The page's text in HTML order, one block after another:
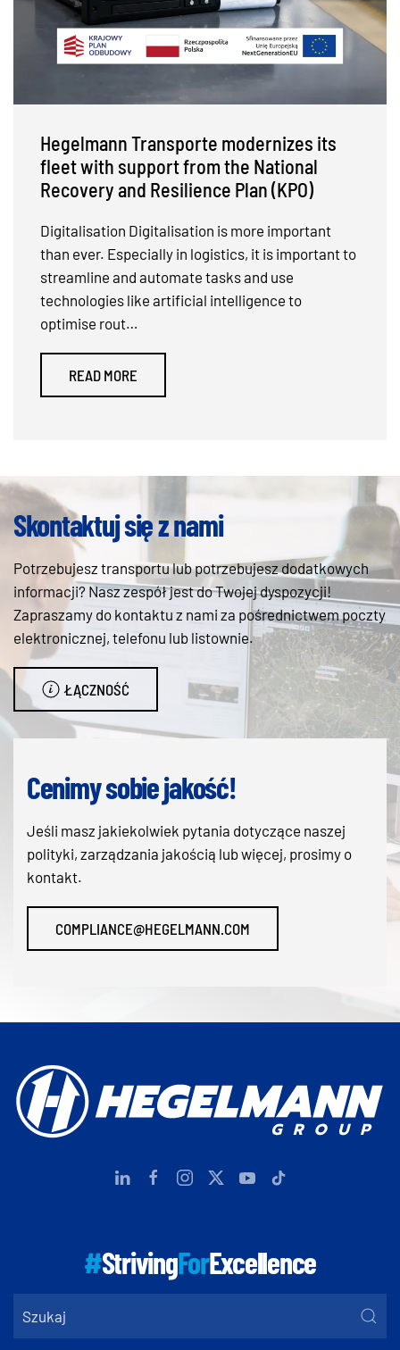
UAB Hegelmann Transporte continues its
sustainability projects.
Digitalisation Digitalisation is more important
than ever. Especially in logistics, it is important to
streamline and automate tasks and use
technologies like artificial intelligence to
optimise rout…
READ MORE
Skontaktuj się z nami
Potrzebujesz transportu lub potrzebujesz dodatkowych
informacji? Nasz zespół jest do Twojej dyspozycji!
Zapraszamy do kontaktu z nami za pośrednictwem poczty
elektronicznej, telefonu lub listownie.
ŁĄCZNOŚĆ
Cenimy sobie jakość!
Jeśli masz jakiekolwiek pytania dotyczące naszej
polityki, zarządzania jakością lub więcej, prosimy o
kontakt.
COMPLIANCE@HEGELMANN.COM
#StrivingForExcellence